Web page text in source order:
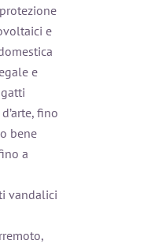
e
e
fino
bene
a
vandalici